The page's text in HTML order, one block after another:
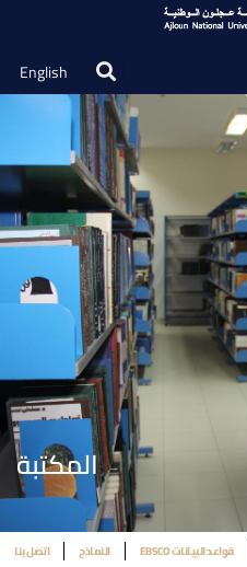
English
المكتبة
قواعد البيانات EBSCO النماذج اتصل بنا